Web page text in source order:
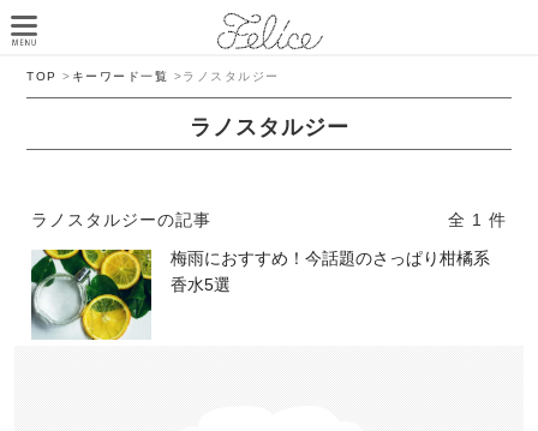
TOP > キーワード一覧 >ラノスタルジー
ラノスタルジー
ラノスタルジーの記事
全 1 件
梅雨におすすめ！今話題のさっぱり柑橘系
香水5選